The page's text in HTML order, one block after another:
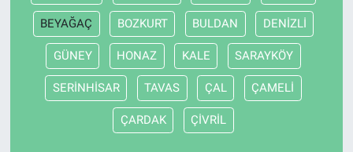
BEYAĞAÇ BOZKURT BULDAN DENİZLİ
GÜNEY HONAZ KALE SARAYKÖY
SERİNHİSAR TAVAS ÇAL ÇAMELİ
ÇARDAK ÇİVRİL